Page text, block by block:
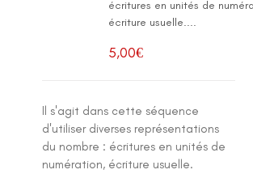
écritures en unités de
écriture usuelle....
5,00€
Il s'agit dans cette séquence
d'utiliser diverses représentations
du nombre : écritures en unités de
numération, écriture usuelle.